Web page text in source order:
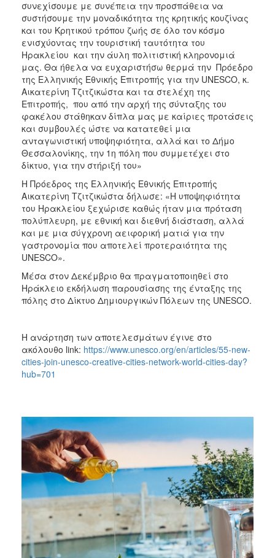
συνεχίσουμε με συνέπεια την προσπάθεια να
συστήσουμε την μοναδικότητα της κρητικής κουζίνας
και του Κρητικού τρόπου ζωής σε όλο τον κόσμο
ενισχύοντας την τουριστική ταυτότητα του
Ηρακλείου και την άυλη πολιτιστική κληρονομιά
μας. Θα ήθελα να ευχαριστήσω θερμά την Πρόεδρο
της Ελληνικής Εθνικής Επιτροπής για την UNESCO, κ.
Αικατερίνη Τζιτζικώστα και τα στελέχη της
Επιτροπής, που από την αρχή της σύνταξης του
φακέλου στάθηκαν δίπλα μας με καίριες προτάσεις
και συμβουλές ώστε να κατατεθεί μια
ανταγωνιστική υποψηφιότητα, αλλά και το Δήμο
Θεσσαλονίκης, την 1η πόλη που συμμετέχει στο
δίκτυο, για την στήριξή του»
Η Πρόεδρος της Ελληνικής Εθνικής Επιτροπής
Αικατερίνη Τζιτζικώστα δήλωσε: «Η υποψηφιότητα
του Ηρακλείου ξεχώρισε καθώς ήταν μια πρόταση
πολύπλευρη, με εθνική και διεθνή διάσταση, αλλά
και με μια σύγχρονη αειφορική ματιά για την
γαστρονομία που αποτελεί προτεραιότητα της
UNESCO».
Μέσα στον Δεκέμβριο θα πραγματοποιηθεί στο
Ηράκλειο εκδήλωση παρουσίασης της ένταξης της
πόλης στο Δίκτυο Δημιουργικών Πόλεων της UNESCO.
Η ανάρτηση των αποτελεσμάτων έγινε στο
ακόλουθο link: https://www.unesco.org/en/articles/55-new-
cities-join-unesco-creative-cities-network-world-cities-day?
hub=701